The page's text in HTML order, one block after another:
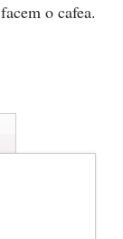
o cafea.